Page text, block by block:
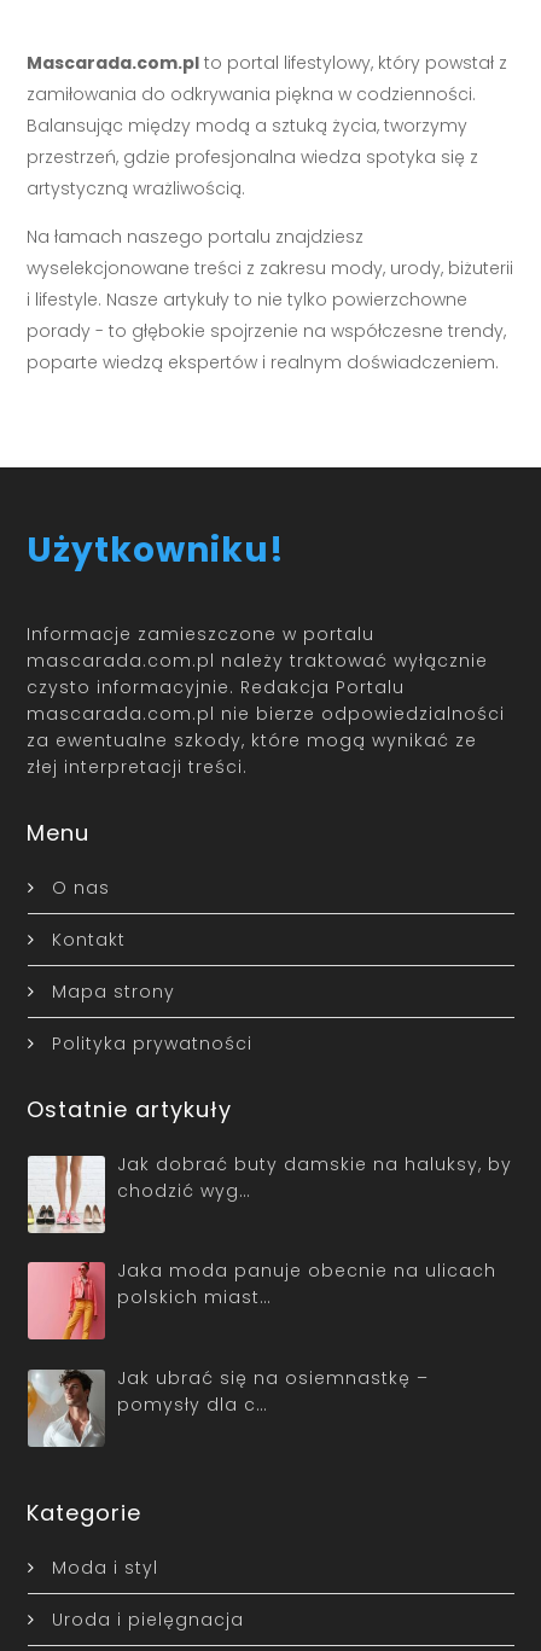
Mascarada.com.pl to portal lifestylowy, który powstał z
zamiłowania do odkrywania piękna w codzienności.
Balansując między modą a sztuką życia, tworzymy
przestrzeń, gdzie profesjonalna wiedza spotyka się z
artystyczną wrażliwością.
Na łamach naszego portalu znajdziesz
wyselekcjonowane treści z zakresu mody, urody, biżuterii
i lifestyle. Nasze artykuły to nie tylko powierzchowne
porady - to głębokie spojrzenie na współczesne trendy,
poparte wiedzą ekspertów i realnym doświadczeniem.
Użytkowniku!
Informacje zamieszczone w portalu
mascarada.com.pl należy traktować wyłącznie
czysto informacyjnie. Redakcja Portalu
mascarada.com.pl nie bierze odpowiedzialności
za ewentualne szkody, które mogą wynikać ze
złej interpretacji treści.
Menu
O nas
Kontakt
Mapa strony
Polityka prywatności
Ostatnie artykuły
Jak dobrać buty damskie na haluksy, by
chodzić wyg…
Jaka moda panuje obecnie na ulicach
polskich miast…
Jak ubrać się na osiemnastkę –
pomysły dla c…
Kategorie
Moda i styl
Uroda i pielęgnacja